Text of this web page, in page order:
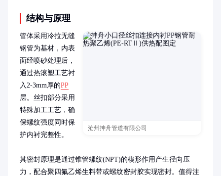
结构与原理
沧州抻舟管道有限公司
管体采用冷拉无缝
钢管为基材，内表
面经喷砂处理后，
通过热滚塑工艺衬
入2-3mm厚的PP
层。丝扣部分采用
特殊加工工艺，确
保螺纹强度同时保
护内衬完整性。
其密封原理是通过锥管螺纹(NPT)的楔形作用产生径向压
力，配合聚四氟乙烯生料带或螺纹密封胶实现密封。值得注